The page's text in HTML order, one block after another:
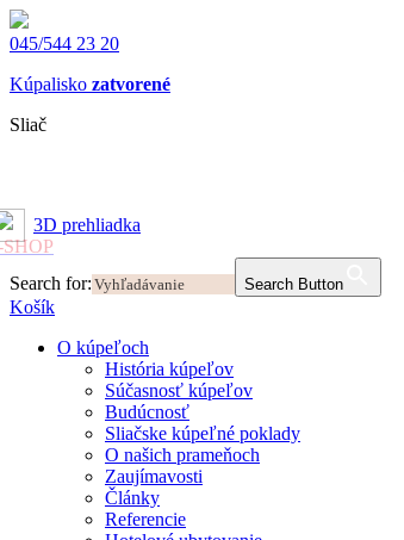
045/544 23 20
Kúpalisko zatvorené
Sliač
3D prehliadka
Search for:
Search Button
Košík
O kúpeľoch
História kúpeľov
Súčasnosť kúpeľov
Budúcnosť
Sliačske kúpeľné poklady
O našich prameňoch
Zaujímavosti
Články
Referencie